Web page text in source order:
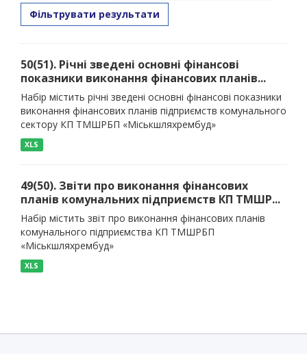
Фільтрувати результати
50(51). Річні зведені основні фінансові
показники виконання фінансових планів...
Набір містить річні зведені основні фінансові показники
виконання фінансових планів підприємств комунального
сектору КП ТМШРБП «Міськшляхрембуд»
XLS
49(50). Звіти про виконання фінансових
планів комунальних підприємств КП ТМШР...
Набір містить звіт про виконання фінансових планів
комунального підприємства КП ТМШРБП
«Міськшляхрембуд»
XLS